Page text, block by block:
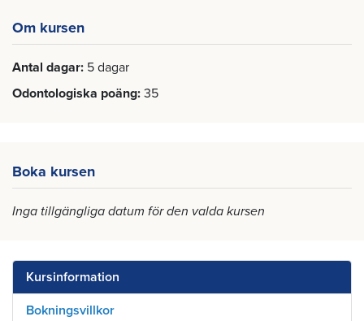
Om kursen
Antal dagar 5 dagar
Odontologiska poäng 35
Boka kursen
Inga tillgängliga datum för den valda kursen
Kursinformation
Bokningsvillkor